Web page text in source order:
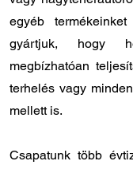
egyéb
gyártjuk, hogy
megbízhatóan
terhelés vagy
mellett is.
Csapatunk több